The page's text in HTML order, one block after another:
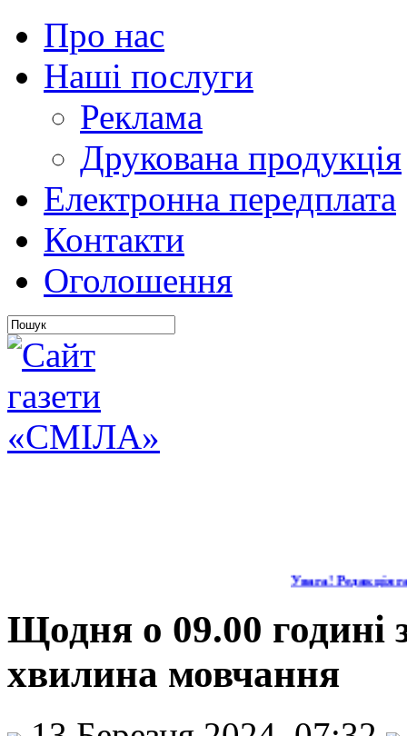
Про нас
Наші послуги
Реклама
Друкована продукція
Електронна передплата
Контакти
Оголошення
Увага! Редакція
Щодня о 09.00 годині
хвилина мовчання